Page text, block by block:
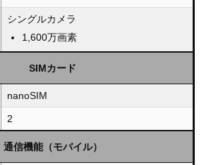
シングルカメラ
1,600万画素
SIMカード
nanoSIM
2
通信機能（モバイル）